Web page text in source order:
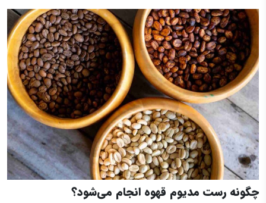
چگونه رست مدیوم قهوه انجام می‌شود؟